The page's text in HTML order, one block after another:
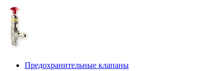
Предохранительные клапаны